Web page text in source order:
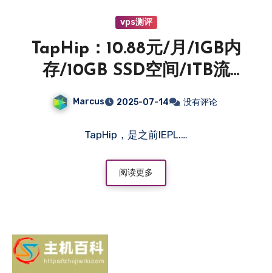
vps测评
TapHip：10.88元/月/1GB内
存/10GB SSD空间/1TB流
量/1Gbps端口/KVM/香港
Marcus 2025-07-14 没有评论
TapHip，是之前IEPL.…
阅读更多